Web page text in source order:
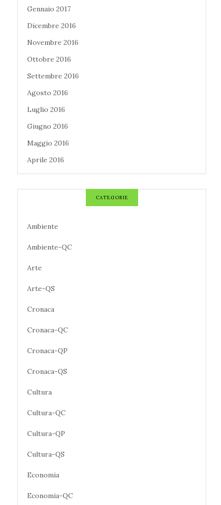
Gennaio 2017
Dicembre 2016
Novembre 2016
Ottobre 2016
Settembre 2016
Agosto 2016
Luglio 2016
Giugno 2016
Maggio 2016
Aprile 2016
CATEGORIE
Ambiente
Ambiente-QC
Arte
Arte-QS
Cronaca
Cronaca-QC
Cronaca-QP
Cronaca-QS
Cultura
Cultura-QC
Cultura-QP
Cultura-QS
Economia
Economia-QC